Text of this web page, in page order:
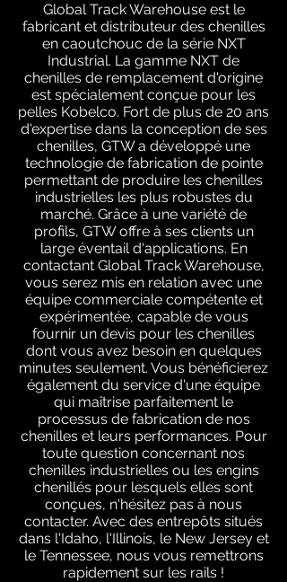
Global Track Warehouse est le
fabricant et distributeur des chenilles
en caoutchouc de la série NXT
Industrial. La gamme NXT de
chenilles de remplacement d'origine
est spécialement conçue pour les
pelles Kobelco. Fort de plus de 20 ans
d'expertise dans la conception de ses
chenilles, GTW a développé une
technologie de fabrication de pointe
permettant de produire les chenilles
industrielles les plus robustes du
marché. Grâce à une variété de
profils, GTW offre à ses clients un
large éventail d'applications. En
contactant Global Track Warehouse,
vous serez mis en relation avec une
équipe commerciale compétente et
expérimentée, capable de vous
fournir un devis pour les chenilles
dont vous avez besoin en quelques
minutes seulement. Vous bénéficierez
également du service d'une équipe
qui maîtrise parfaitement le
processus de fabrication de nos
chenilles et leurs performances. Pour
toute question concernant nos
chenilles industrielles ou les engins
chenillés pour lesquels elles sont
conçues, n'hésitez pas à nous
contacter. Avec des entrepôts situés
dans l'Idaho, l'Illinois, le New Jersey et
le Tennessee, nous vous remettrons
rapidement sur les rails !